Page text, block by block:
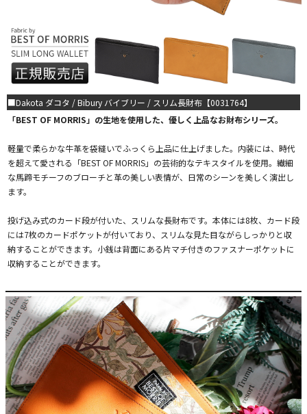
■Dakota ダコタ / Bibury バイブリー / スリム長財布【0031764】
「BEST OF MORRIS」の生地を使用した、優しく上品なお財布シリーズ。
軽量で柔らかな牛革を袋縫いでふっくら上品に仕上げました。内装には、時代
を超えて愛される「BEST OF MORRIS」の芸術的なテキスタイルを使用。繊細
な馬蹄モチーフのブローチと革の美しい表情が、日常のシーンを美しく演出し
ます。
投げ込み式のカード段が付いた、スリムな長財布です。本体には8枚、カード段
には7枚のカードポケットが付いており、スリムな見た目ながらしっかりと収
納することができます。小銭は背面にある片マチ付きのファスナーポケットに
収納することができます。